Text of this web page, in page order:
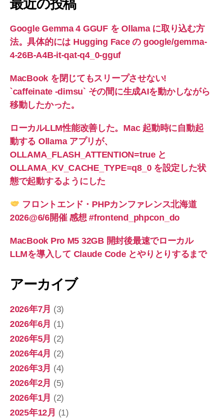
最近の投稿
Google Gemma 4 GGUF を Ollama に取り込む方
法。具体的には Hugging Face の google/gemma-
4-26B-A4B-it-qat-q4_0-gguf
MacBook を閉じてもスリープさせない!
`caffeinate -dimsu` その間に生成AIを動かしながら
移動したかった。
ローカルLLM性能改善した。Mac 起動時に自動起
動する Ollama アプリが、
OLLAMA_FLASH_ATTENTION=true と
OLLAMA_KV_CACHE_TYPE=q8_0 を設定した状
態で起動するようにした
フロントエンド・PHPカンファレンス北海道
2026@6/6開催 感想 #frontend_phpcon_do
MacBook Pro M5 32GB 開封後最速でローカル
LLMを導入して Claude Code とやりとりするまで
アーカイブ
2026年7月 (3)
2026年6月 (1)
2026年5月 (2)
2026年4月 (2)
2026年3月 (4)
2026年2月 (5)
2026年1月 (2)
2025年12月 (1)